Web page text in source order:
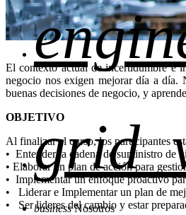
business Nosotros
El contexto actual de incertidumbre e
negocio nos exigen mejorar día a día.
buenas decisiones de negocio, y
OBJETIVO
Al finalizar el curso, los participantes
• Entender la cadena de suministro de
• Elaborar un plan de acción para
• Implementar un enfoque proactivo
• Liderar e Implementar un plan de
• Ser lideres del cambio y estar